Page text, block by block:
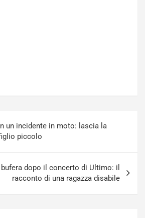
un incidente in moto: lascia la
piccolo
dopo il concerto di Ultimo: il
racconto di una ragazza disabile